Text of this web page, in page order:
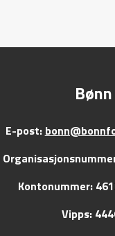
Bønn
E-post:
Kontonummer:
Vipps: